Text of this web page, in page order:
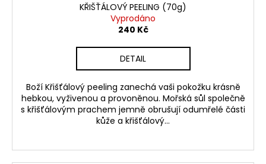
KŘIŠŤÁLOVÝ PEELING (70g)
Vyprodáno
240 Kč
DETAIL
Boží Křišťálový peeling zanechá vaši pokožku krásně
hebkou, vyživenou a provoněnou. Mořská sůl společně
s křišťálovým prachem jemně obrušují odumřelé části
kůže a křišťálový...